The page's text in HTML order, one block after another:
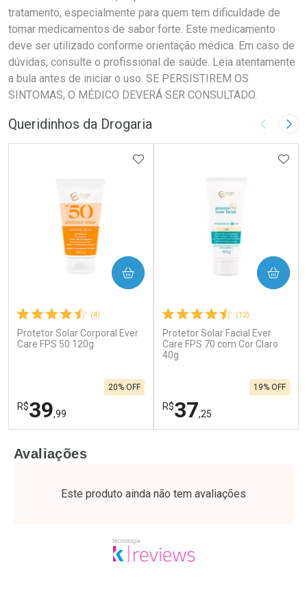
tratamento, especialmente para quem tem dificuldade de
tomar medicamentos de sabor forte. Este medicamento
deve ser utilizado conforme orientação médica. Em caso de
dúvidas, consulte o profissional de saúde. Leia atentamente
a bula antes de iniciar o uso. SE PERSISTIREM OS
SINTOMAS, O MÉDICO DEVERÁ SER CONSULTADO.
Queridinhos da Drogaria Imagem
(4)
Protetor Solar Corporal Ever
Care FPS 50 120g
R$39,99
20% OFF
ADICIONAR AOS FAVORITOS
COMPRAR
Laboratório
Por Menos
(12)
Protetor Solar Facial Ever
Care FPS 70 com Cor Claro
40g
R$37,25
19% OFF
COMPRAR
Laboratório
Por Menos
Avaliações
Este produto ainda não tem avaliações